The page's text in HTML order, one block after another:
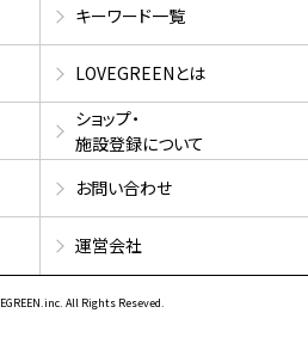
キーワード一覧
LOVEGREENとは
ショップ・
施設登録について
お問い合わせ
運営会社
All Rights Reseved.